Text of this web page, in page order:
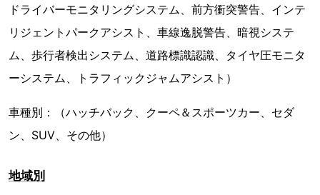
ドライバーモニタリングシステム、前方衝突警告、インテ
リジェントパークアシスト、車線逸脱警告、暗視システ
ム、歩行者検出システム、道路標識認識、タイヤ圧モニタ
ーシステム、トラフィックジャムアシスト）
車種別：（ハッチバック、クーペ＆スポーツカー、セダ
ン、SUV、その他）
地域別